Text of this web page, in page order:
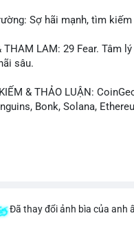
Sợ hãi mạnh, tìm
THAM LAM: 29 Fear. Tâm
sâu.
& THẢO LUẬN:
Bonk, Solana,
đội tuyển Brasil, cúp U20
Champions League,
Square: nhiều post về
$RIVER, $WLD, $ALLO, Top
Đã thay đổi ảnh bìa của anh